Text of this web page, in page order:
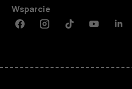
Wsparcie
FacebookInstagramTiktokYoutube